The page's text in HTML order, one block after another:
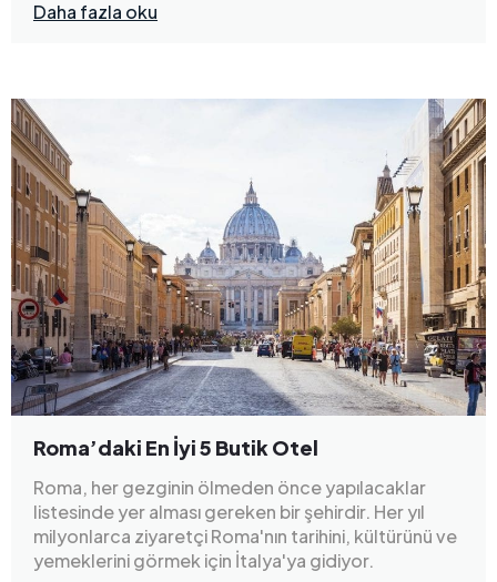
Daha fazla oku
Roma’daki En İyi 5 Butik Otel
Roma, her gezginin ölmeden önce yapılacaklar
listesinde yer alması gereken bir şehirdir. Her yıl
milyonlarca ziyaretçi Roma'nın tarihini, kültürünü ve
yemeklerini görmek için İtalya'ya gidiyor.